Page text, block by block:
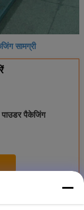
सामग्री
पाउडर पैकेजिंग